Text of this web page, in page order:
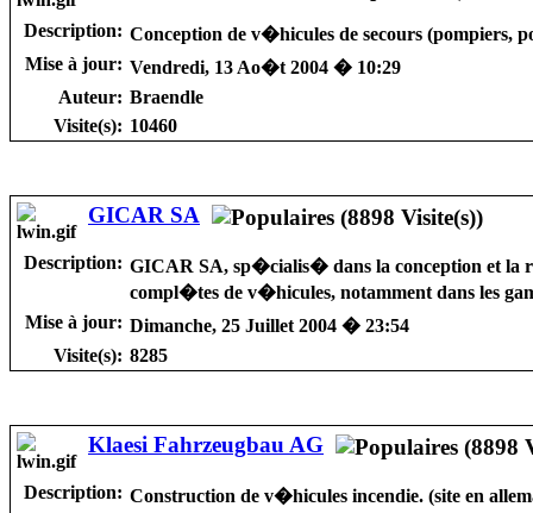
Description: Conception de v�hicules de secours (pompiers,
Mise à jour: Vendredi, 13 Ao�t 2004 � 10:29
Auteur: Braendle
Visite(s): 10460
GICAR SA
Description: GICAR SA, sp�cialis� dans la conception et la
compl�tes de v�hicules, notamment dans les
Mise à jour: Dimanche, 25 Juillet 2004 � 23:54
Visite(s): 8285
Klaesi Fahrzeugbau AG
Description: Construction de v�hicules incendie. (site en